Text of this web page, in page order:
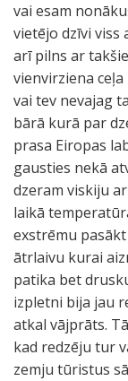
vai esam
vietējo dzīvi viss
arī pilns ar
vienvirziena
vai tev nevajag
bārā kurā par
prasa Eiropas
gausties nekā
dzeram viskiju
laikā
exstrēmu
ātrlaivu kurai
patika bet
izpletni bija jau
atkal vājprāts.
kad redzēju tur
zemju tūristus